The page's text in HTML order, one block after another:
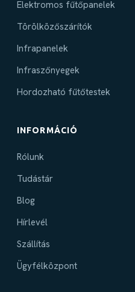
Elektromos fűtőpanelek
Törölközőszárítók
Infrapanelek
Infraszőnyegek
Hordozható fűtőtestek
INFORMÁCIÓ
Rólunk
Tudástár
Blog
Hírlevél
Szállítás
Ügyfélközpont